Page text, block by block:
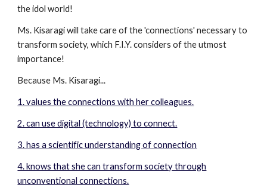
the idol world!
Ms. Kisaragi will take care of the 'connections' necessary to
transform society, which F.I.Y. considers of the utmost
importance!
Because Ms. Kisaragi...
1. values the connections with her colleagues.
2. can use digital (technology) to connect.
3. has a scientific understanding of connection
4. knows that she can transform society through
unconventional connections.